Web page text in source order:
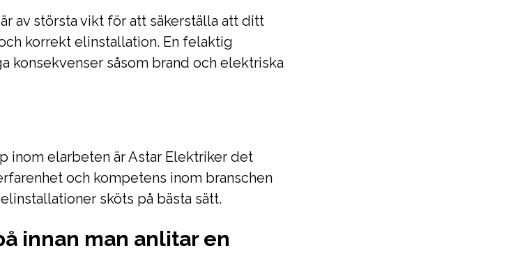
av största vikt för att säkerställa att ditt
korrekt elinstallation. En felaktig
konsekvenser såsom brand och elektriska
inom elarbeten är Astar Elektriker det
och kompetens inom branschen
sköts på bästa sätt.
innan man anlitar en